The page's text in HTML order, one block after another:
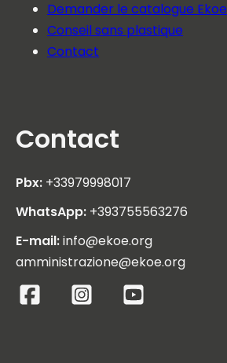
Demander le catalogue Ekoe
Conseil sans plastique
Contact
Contact
Pbx: +33979998017
WhatsApp: +393755563276
E-mail:info@ekoe.org
amministrazione@ekoe.org